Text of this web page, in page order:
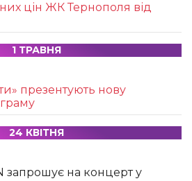
цін ЖК Тернополя від
1 ТРАВНЯ
презентують нову
24 КВІТНЯ
запрошує на концерт у